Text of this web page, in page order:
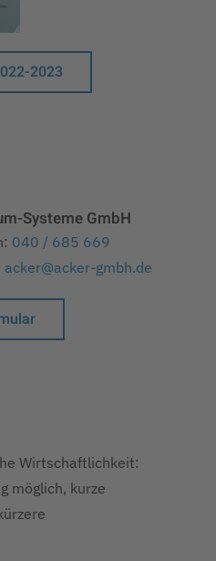
2023
Systeme GmbH
040 / 685 669
acker@acker-gmbh.de
Wirtschaftlichkeit:
möglich, kurze